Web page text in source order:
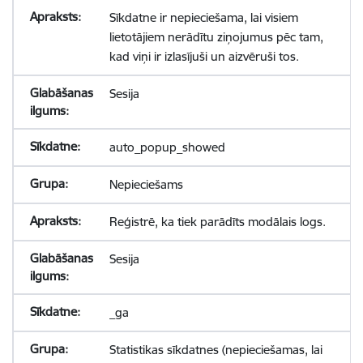
Sīkdatne ir nepieciešama, lai visiem
lietotājiem nerādītu ziņojumus pēc tam,
kad viņi ir izlasījuši un aizvēruši tos.
Sesija
auto_popup_showed
Nepieciešams
Reģistrē, ka tiek parādīts modālais logs.
Sesija
_ga
Statistikas sīkdatnes (nepieciešamas, lai